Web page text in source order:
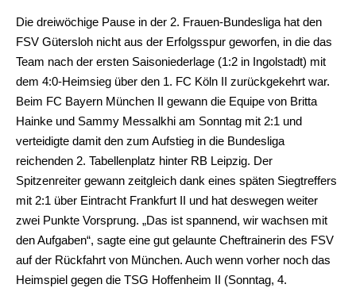
Die dreiwöchige Pause in der 2. Frauen-Bundesliga hat den
FSV Gütersloh nicht aus der Erfolgsspur geworfen, in die das
Team nach der ersten Saisoniederlage (1:2 in Ingolstadt) mit
dem 4:0-Heimsieg über den 1. FC Köln II zurückgekehrt war.
Beim FC Bayern München II gewann die Equipe von Britta
Hainke und Sammy Messalkhi am Sonntag mit 2:1 und
verteidigte damit den zum Aufstieg in die Bundesliga
reichenden 2. Tabellenplatz hinter RB Leipzig. Der
Spitzenreiter gewann zeitgleich dank eines späten Siegtreffers
mit 2:1 über Eintracht Frankfurt II und hat deswegen weiter
zwei Punkte Vorsprung. „Das ist spannend, wir wachsen mit
den Aufgaben“, sagte eine gut gelaunte Cheftrainerin des FSV
auf der Rückfahrt von München. Auch wenn vorher noch das
Heimspiel gegen die TSG Hoffenheim II (Sonntag, 4.